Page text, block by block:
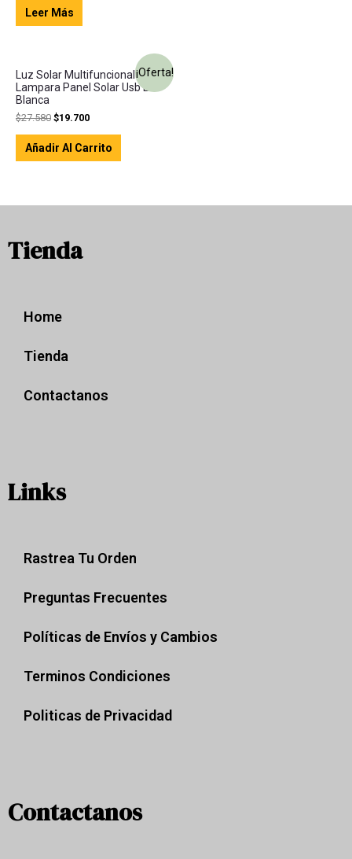
Leer Más
¡Oferta!
Luz Solar Multifuncional
Lampara Panel Solar Usb Luz
Blanca
$27.580 $19.700
Añadir Al Carrito
Tienda
Home
Tienda
Contactanos
Links
Rastrea Tu Orden
Preguntas Frecuentes
Políticas de Envíos y Cambios​
Terminos Condiciones
Politicas de Privacidad
Contactanos